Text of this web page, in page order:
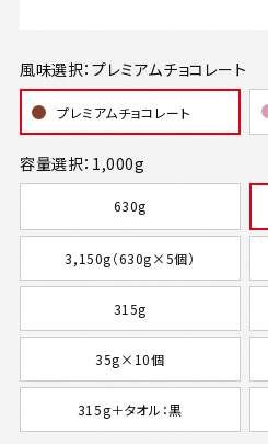
プレミアムチョコレート
風味選択：プレミアムチョコレート
630g
3,150g（630g×5個）
315g
35g×10個
315g＋タオル：黒
容量選択：1,000g